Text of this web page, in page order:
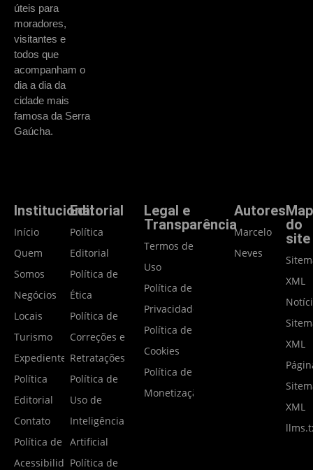
úteis para
moradores,
visitantes e
todos que
acompanham o
dia a dia da
cidade mais
famosa da Serra
Gaúcha.
Institucional
Início
Quem
Somos
Negócios
Locais
Turismo
Expediente
Política
Editorial
Contato
Política de
Acessibilidade
Editorial
Política
Editorial
Política de
Ética
Política de
Correções e
Retratações
Política de
Uso de
Inteligência
Artificial
Política de
Legal e
Transparência
Termos de
Uso
Política de
Privacidade
Política de
Cookies
Política de
Monetização
Autores
Marcelo
Neves
do
site
XML
XML
XML